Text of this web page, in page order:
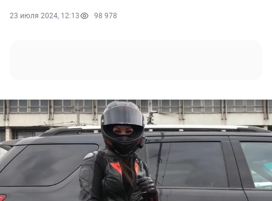
23 июля 2024, 12:13 98 978